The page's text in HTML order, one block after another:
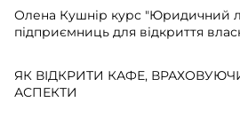
Олена Кушнір курс "Юридичний
підприємниць для відкриття
ЯК ВІДКРИТИ КАФЕ,
АСПЕКТИ